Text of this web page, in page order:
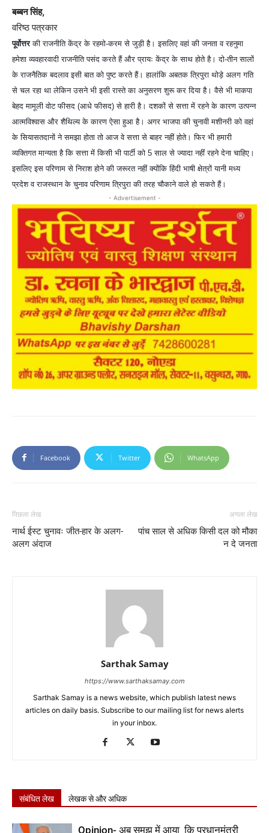
बब्बन सिंह,
वरिष्ठ पत्रकार
पूर्वोत्तरकी राजनीति केंद्र के रहमो-करम से जुड़ी है। इसलिए वहां की जनता व रहनुमा
हमेशा व्यवहारवादी राजनीति पसंद करते हैं और प्रायः केंद्र के साथ होते है। दो-तीन सालों
के राजनैतिक बदलाव इसी बात को पुष्ट करते हैं। हालांकि अबतक त्रिपुरा थोड़े अलग गति
से चल रहा था लेकिन उसने भी इसी रास्ते का अनुसरण शुरू कर दिया है। वैसे भी माकपा
बेहद मामूली वोट फीसद (आधे फीसद) से हारी है। दशकों से सत्ता में रहने के कारण उत्पन्न
आत्मविश्वास और शैथिल्य के कारण ऐसा हुआ है। अगर भाजपा की चुनावी मशीनरी को वहां
के सियासतदानों ने समझा होता तो आज वे सत्ता से बाहर नहीं होते। फिर भी हमारी
व्यक्तिगत मान्यता है कि सत्ता में किसी भी पार्टी को 5 साल से ज्यादा नहीं रहने देना चाहिए।
इसलिए इस परिणाम से निराश होने की जरूरत नहीं क्योंकि हिंदी भाषी क्षेत्रों यानी मध्य
प्रदेश व राजस्थान के चुनाव परिणाम त्रिपुरा की तरह चौकाने वाले हो सकते हैं।
- Advertisement -
Facebook Twitter WhatsApp
पिछला लेख
नार्थ ईस्ट चुनावः जीत-हार के अलग-
अलग अंदाज
अगला लेख
पांच साल से अधिक किसी दल को मौका
न दे जनता
Sarthak Samay
https://www.sarthaksamay.com
Sarthak Samay is a news website, which publish latest news
articles on daily basis. Subscribe to our mailing list for news alerts
in your inbox.
संबंधित लेख लेखक से और अधिक
Opinion- अब समझ में आया कि प्रधानमंत्री